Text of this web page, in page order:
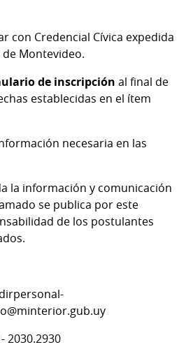
con Credencial Cívica expedida
Montevideo.
de inscripción al final de
establecidas en el ítem
necesaria en las
la información y comunicación
se publica por este
de los postulantes
2030.2930